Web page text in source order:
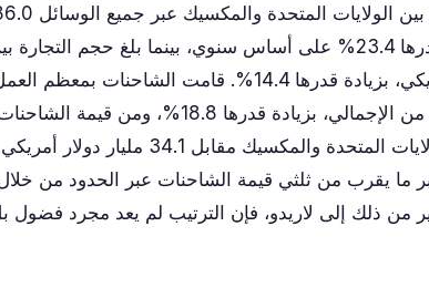
2025. وحسب البلد، بلغ حجم تجارة البضائع بين الولايات المتحدة
مليار دولار أمريكي في ذلك الشهر، بزيادة قدرها 23.4% على أساس سنوي، بينما بلغ حجم التجارة
الولايات المتحدة وكندا 64.8 مليار دولار أمريكي، بزيادة قدرها 14.4%. قامت الشاحنات بمعظم
الشاق، حيث نقلت 98.4 مليار دولار أمريكي من الإجمالي، بزيادة قدرها 18.8%،
عبر 64.2 مليار دولار أمريكي الحدود بين الولايات المتحدة والمكسيك مقابل 34.1
ما يقرب من ثلثي قيمة الشاحنات عبر الحدود من
من ذلك إلى لاريدو، فإن الترتيب لم يعد مجرد فضول